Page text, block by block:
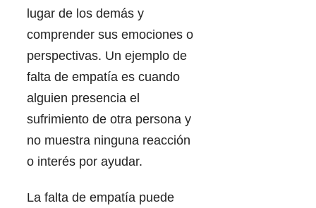
lugar de los demás y
comprender sus emociones o
perspectivas. Un ejemplo de
falta de empatía es cuando
alguien presencia el
sufrimiento de otra persona y
no muestra ninguna reacción
o interés por ayudar.
La falta de empatía puede